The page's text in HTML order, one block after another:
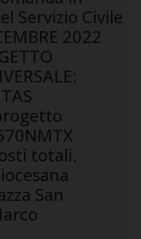
Servizio Civile
2022
totali.
San